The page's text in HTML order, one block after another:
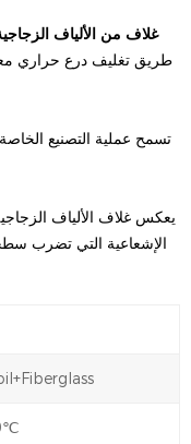
غلاف من الألياف
طريق تغليف درع حراري
تسمح عملية التصنيع
الإشعاعية التي تضرب